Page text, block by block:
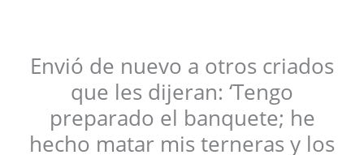
Envió de nuevo a otros criados
que les dijeran: ‘Tengo
preparado el banquete; he
hecho matar mis terneras y los